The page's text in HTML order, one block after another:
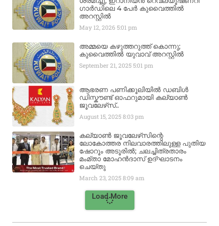
ഗാർഡിലെ 4 പേർ കുവൈത്തിൽ
അറസ്റ്റിൽ
May 12, 20265:01 pm
അമ്മയെ കഴുത്തറുത്ത് കൊന്നു;
കുവൈത്തിൽ യുവാവ് അറസ്റ്റിൽ
September 21, 20255:01 pm
ആഭരണ പണിക്കൂലിയിൽ ഡബിൾ
ഡിസ്കൗണ്ട് ഓഫറുമായി കല്യാൺ
ജൂവലേഴ്‌സ്..
August 15, 20258:03 pm
കല്യാൺ ജൂവലേഴ്‌സിന്റെ
ലോകോത്തര നിലവാരത്തിലുള്ള പുതിയ
ഷോറൂം അടൂരിൽ; ചലച്ചിത്രതാരം
മംമ്താ മോഹൻദാസ് ഉദ്ഘാടനം
ചെയ്‌തു
March 23, 20258:09 am
Load More